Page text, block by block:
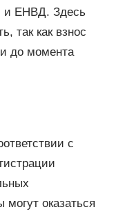
и ЕНВД. Здесь
так как взнос
и до момента
с
оказаться